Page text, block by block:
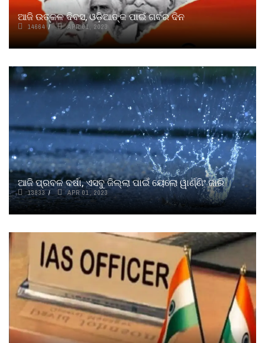
ଆଜି ଉତ୍କଳ ଦିବସ, ଓଡ଼ିଆଙ୍କ ପାଇଁ ଗର୍ବର ଦିନ
14664 APR 01, 2023
ଆଜି ପ୍ରବଳ ବର୍ଷା, ଏସବୁ ଜିଲ୍ଲା ପାଇଁ ୟେଲୋ ୱାର୍ଣ୍ଣିଂ ଜାରି
13833 APR 01, 2023